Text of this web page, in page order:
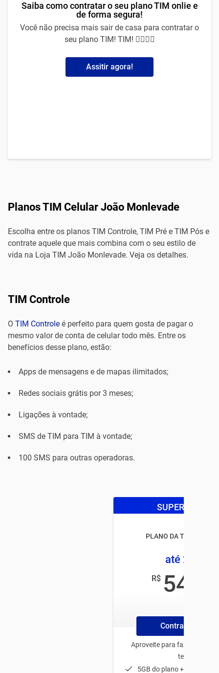
Saiba como contratar o seu plano TIM onlie e
de forma segura!
Você não precisa mais sair de casa para contratar o
seu plano TIM! TIM! 🙅‍♀️🙅‍♂️
Assitir agora!
Planos TIM Celular João Monlevade
Escolha entre os planos TIM Controle, TIM Pré e TIM Pós e
contrate aquele que mais combina com o seu estilo de
vida na Loja TIM João Monlevade. Veja os detalhes.
TIM Controle
O TIM Controle é perfeito para quem gosta de pagar o
mesmo valor de conta de celular todo mês. Entre os
benefícios desse plano, estão:
Apps de mensagens e de mapas ilimitados;
Redes sociais grátis por 3 meses;
Ligações à vontade;
SMS de TIM para TIM à vontade;
100 SMS para outras operadoras.
SUPER OFERTA
PLANO DA TIM
até 25GB
R$ 54
Contrate Online
Aproveite para fazer o plano
tenha:
5GB do plano + 20GB de